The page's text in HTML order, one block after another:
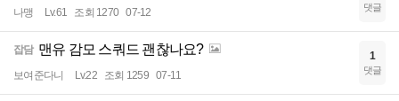
나맹 Lv.61 조회 1270 07-12 댓글
잡담 맨유 감모 스쿼드 괜찮나요?
보여준다니 Lv.22 조회 1259 07-11
1
댓글